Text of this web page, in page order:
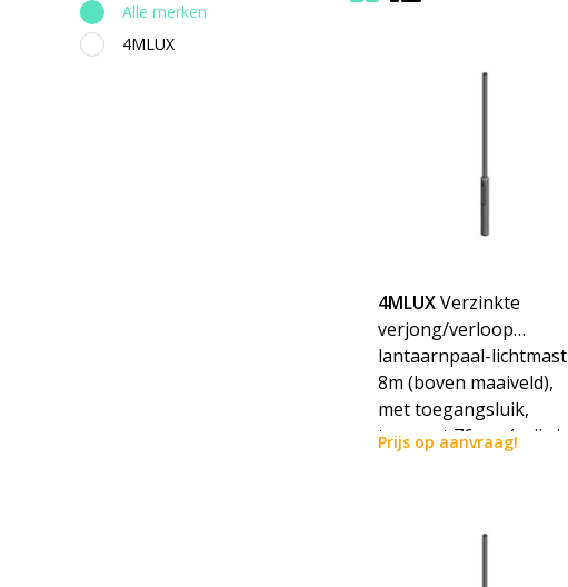
Alle merken
4MLUX
4MLUX Verzinkte
verjong/verloop
lantaarnpaal-lichtmast
8m (boven maaiveld),
met toegangsluik,
topmaat 76mm (prijs is
Prijs op aanvraag!